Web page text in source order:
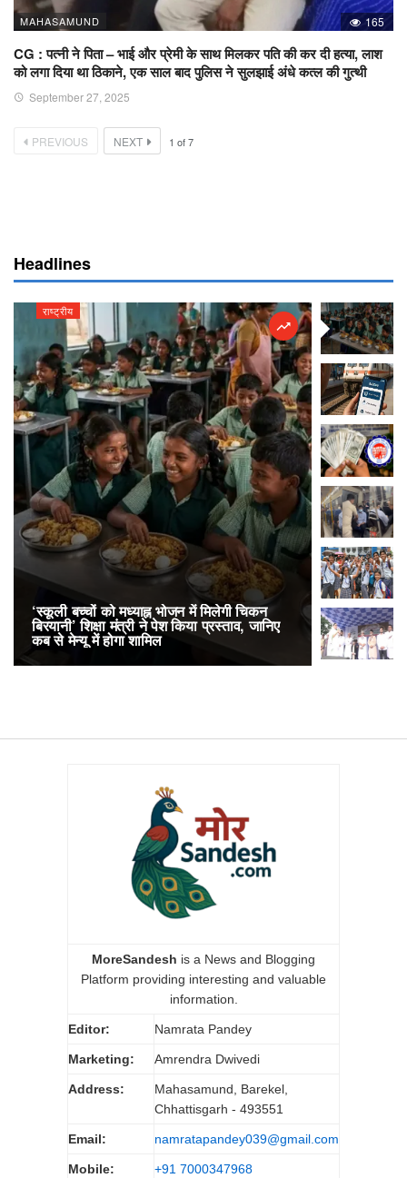
MAHASAMUND 165
CG : पत्नी ने पिता – भाई और प्रेमी के साथ मिलकर पति की कर दी हत्या, लाश
को लगा दिया था ठिकाने, एक साल बाद पुलिस ने सुलझाई अंधे कत्ल की गुत्थी
September 27, 2025
PREVIOUS NEXT 1 of7
Headlines
राष्ट्रीय
‘स्कूली बच्चों को मध्याह्न भोजन में मिलेगी चिकन
बिरयानी’ शिक्षा मंत्री ने पेश किया प्रस्ताव, जानिए
कब से मेन्यू में होगा शामिल
राष्ट्रीय
RailOne
लोकप्रिय,
अनारक्षित
MoreSandesh is a News and Blogging
Platform providing interesting and valuable
information.
Editor: Namrata Pandey
Marketing: Amrendra Dwivedi
Address:
Mahasamund, Barekel,
Chhattisgarh - 493551
Email: namratapandey039@gmail.com
Mobile: +91 7000347968